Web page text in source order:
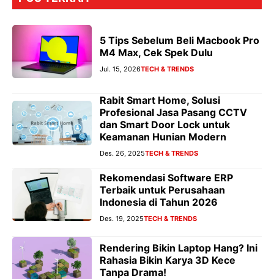
5 Tips Sebelum Beli Macbook Pro
M4 Max, Cek Spek Dulu
Jul. 15, 2026TECH & TRENDS
Rabit Smart Home, Solusi
Profesional Jasa Pasang CCTV
dan Smart Door Lock untuk
Keamanan Hunian Modern
Des. 26, 2025TECH & TRENDS
Rekomendasi Software ERP
Terbaik untuk Perusahaan
Indonesia di Tahun 2026
Des. 19, 2025TECH & TRENDS
Rendering Bikin Laptop Hang? Ini
Rahasia Bikin Karya 3D Kece
Tanpa Drama!